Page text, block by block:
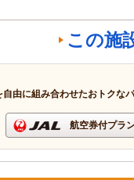
この施
由に組み合わせたおトクな
航空券付プラ